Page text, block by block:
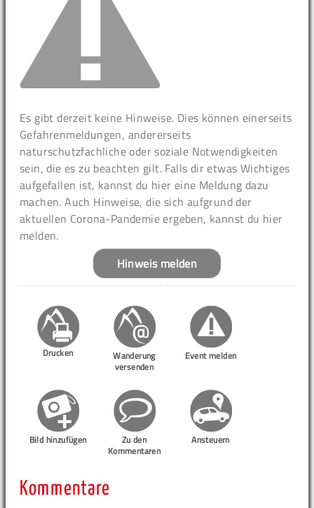
Es gibt derzeit keine Hinweise. Dies können einerseits
Gefahrenmeldungen, andererseits
naturschutzfachliche oder soziale Notwendigkeiten
sein, die es zu beachten gilt. Falls dir etwas Wichtiges
aufgefallen ist, kannst du hier eine Meldung dazu
machen. Auch Hinweise, die sich aufgrund der
aktuellen Corona-Pandemie ergeben, kannst du hier
melden.
Hinweis melden
Drucken
Wanderung
versenden
Event melden
Bild hinzufügen
Zu den
Kommentaren
Ansteuern
Kommentare